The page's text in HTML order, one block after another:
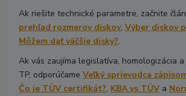
Ak riešite technické parametre, začnite
prehľad rozmerov diskov,Výber diskov
Môžem dať väčšie disky?.
Ak vás zaujíma legislatíva, homologizácia
TP, odporúčameVeľký sprievodca
Čo je TÜV certifikát?, KBA vs TÜV a